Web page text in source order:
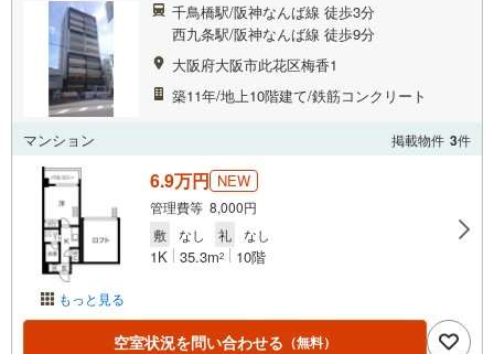
千鳥橋駅/阪神なんば線 徒歩3分
西九条駅/阪神なんば線 徒歩9分
大阪府大阪市此花区梅香1
築11年/地上10階建て/鉄筋コンクリート
マンション 掲載物件 3件
もっと見る
6.9万円 NEW
管理費等 8,000円
敷
なし 礼 なし
1K 35.3m2 10階
空室状況を問い合わせる （無料）